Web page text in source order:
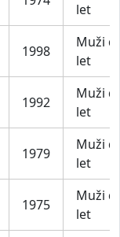
let
1998
Muži
let
1992
Muži
let
1979
Muži
let
1975
Muži
let